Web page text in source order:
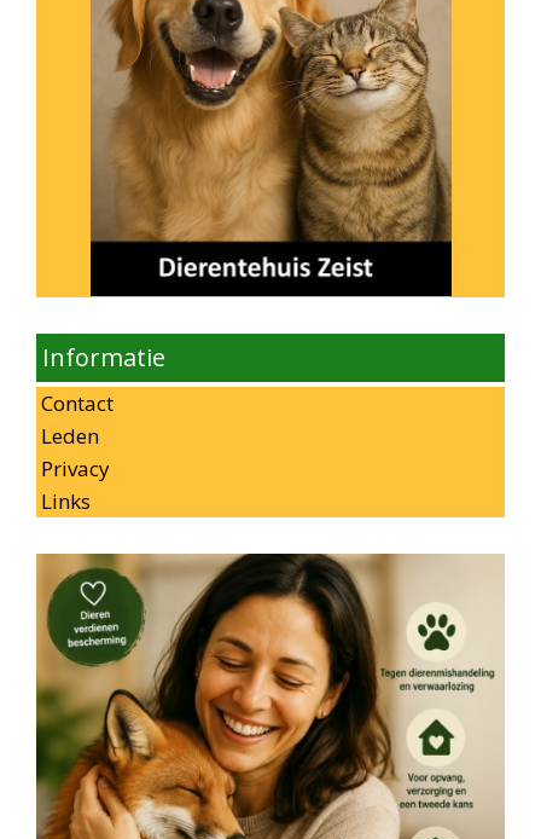
Informatie
Contact
Leden
Privacy
Links